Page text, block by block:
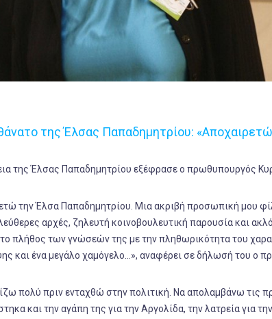
της Έλσας Παπαδημητρίου:
της Έλσας Παπαδημητρίου εξέφρασε ο πρωθυπουργός
την Έλσα Παπαδημητρίου. Μια ακριβή προσωπική μου
αρχές, ζηλευτή κοινοβουλευτική παρουσία και
πλήθος των γνώσεών της με την πληθωρικότητα του
και ένα μεγάλο χαμόγελο…», αναφέρει σε δήλωσή του ο
πολύ πριν ενταχθώ στην πολιτική. Να απολαμβάνω τις
και την αγάπη της για την Αργολίδα, την λατρεία για